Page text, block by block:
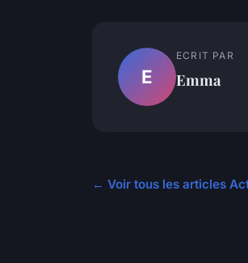
E
ECRIT PAR
Emma
← Voir tous les articles